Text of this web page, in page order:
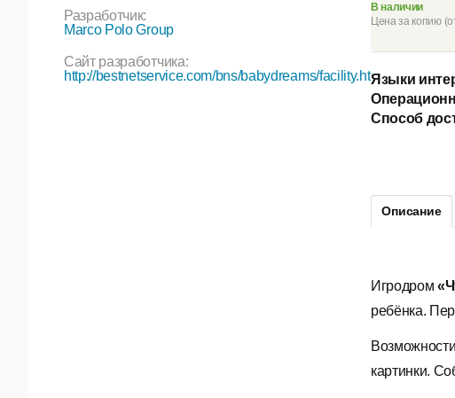
Разработчик:
Marco Polo Group
Сайт разработчика:
http://bestnetservice.com/bns/babydreams/facility.htm
Описание
Игродром
ребёнка.
картинки.
В наличии
Цена за копию
Языки
Способ